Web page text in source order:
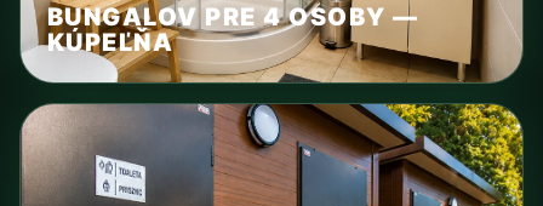
BUNGALOV PRE 4 OSOBY —
KÚPEĽŇA